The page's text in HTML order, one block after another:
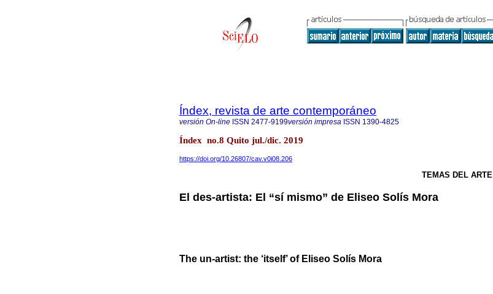
Índex, revista de arte contemporáneo
versión On-line ISSN 2477-9199versión impresa ISSN 1390-4825
Índex no.8 Quito jul./dic. 2019
https://doi.org/10.26807/cav.v0i08.206
TEMAS DEL ARTE
El des-artista: El “sí mismo” de Eliseo Solís Mora
The un-artist: the ‘itself’ of Eliseo Solís Mora